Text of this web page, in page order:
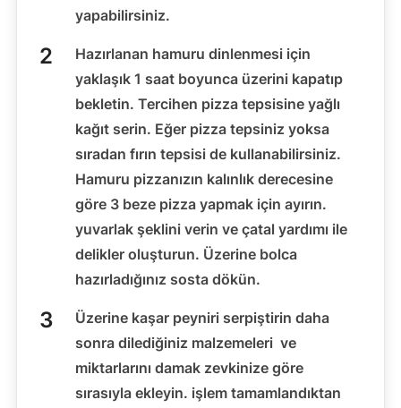
yapabilirsiniz.
Hazırlanan hamuru dinlenmesi için
yaklaşık 1 saat boyunca üzerini kapatıp
bekletin. Tercihen pizza tepsisine yağlı
kağıt serin. Eğer pizza tepsiniz yoksa
sıradan fırın tepsisi de kullanabilirsiniz.
Hamuru pizzanızın kalınlık derecesine
göre 3 beze pizza yapmak için ayırın.
yuvarlak şeklini verin ve çatal yardımı ile
delikler oluşturun. Üzerine bolca
hazırladığınız sosta dökün.
Üzerine kaşar peyniri serpiştirin daha
sonra dilediğiniz malzemeleri ve
miktarlarını damak zevkinize göre
sırasıyla ekleyin. işlem tamamlandıktan